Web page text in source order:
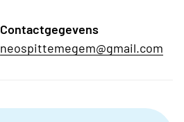
Contactgegevens
neospittemegem@gmail.com